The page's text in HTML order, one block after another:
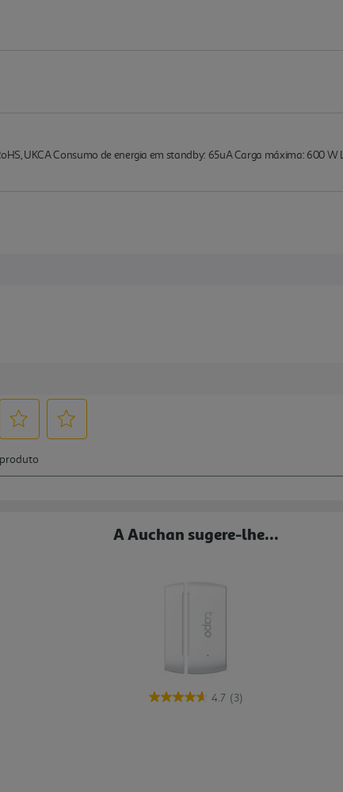
UKCA Consumo de energia em standby: 65uA Carga máxima: 600
A Auchan sugere-lhe...
4.7 (3)